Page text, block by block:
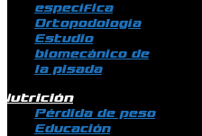
específica
Ortopodología
Estudio
biomecánico de
la pisada
Pérdida de peso
Educación